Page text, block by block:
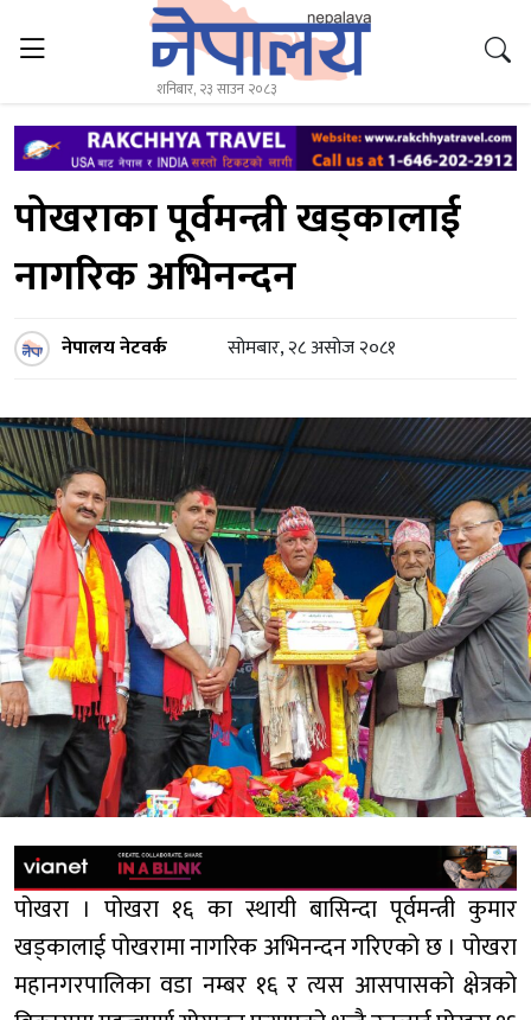
शनिबार, २३ साउन २०८३
पोखराका पूर्वमन्त्री खड्कालाई
नागरिक अभिनन्दन
नेपालय नेटवर्क सोमबार, २८ असोज २०८१
पोखरा । पोखरा १६ का स्थायी बासिन्दा पूर्वमन्त्री कुमार
खड्कालाई पोखरामा नागरिक अभिनन्दन गरिएको छ । पोखरा
महानगरपालिका वडा नम्बर १६ र त्यस आसपासको क्षेत्रको